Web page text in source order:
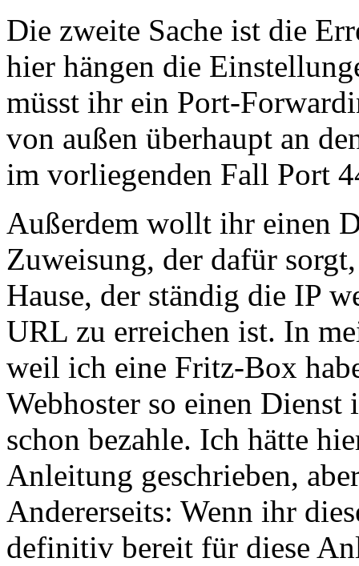
Die zweite Sache ist die
hier hängen die
müsst ihr ein Port-
von außen überhaupt an
im vorliegenden Fall Port
Außerdem wollt ihr einen
Zuweisung, der dafür
Hause, der ständig die IP
URL zu erreichen ist. In
weil ich eine Fritz-Box
Webhoster so einen Dienst
schon bezahle. Ich hätte
Anleitung geschrieben,
Andererseits: Wenn ihr
definitiv bereit für diese